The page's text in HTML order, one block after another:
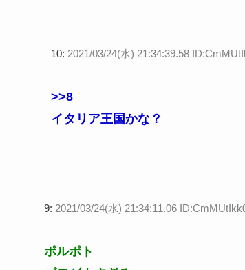
10: 2021/03/24(水) 21:34:39.58
>>8
イタリア王国かな？
9: 2021/03/24(水) 21:34:11.06
ポルポト